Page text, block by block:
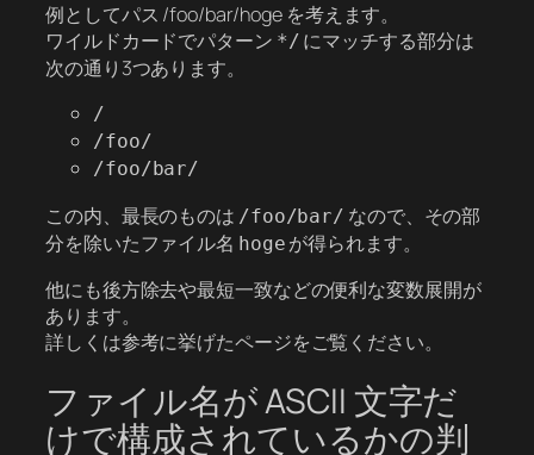
例としてパス /foo/bar/hoge を考えます。
ワイルドカードでパターン */ にマッチする部分は
次の通り3つあります。
/
/foo/
/foo/bar/
この内、最長のものは /foo/bar/ なので、その部
分を除いたファイル名 hoge が得られます。
他にも後方除去や最短一致などの便利な変数展開が
あります。
詳しくは参考に挙げたページをご覧ください。
ファイル名が ASCII 文字だ
けで構成されているかの判